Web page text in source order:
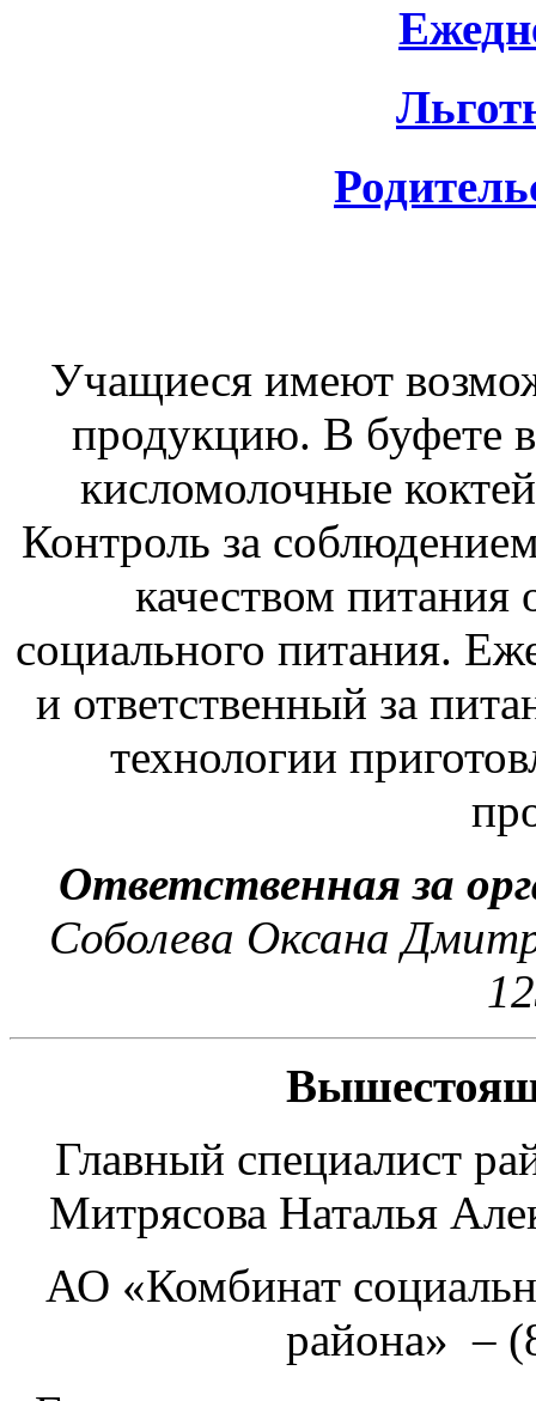
Учащиеся имеют
продукцию. В буфете
кисломолочные
Контроль за
качеством питания
социального питания.
и ответственный за
технологии
Ответственная за
Соболева Оксана
Главный специалист
Митрясова Наталья
АО «Комбинат
района» –